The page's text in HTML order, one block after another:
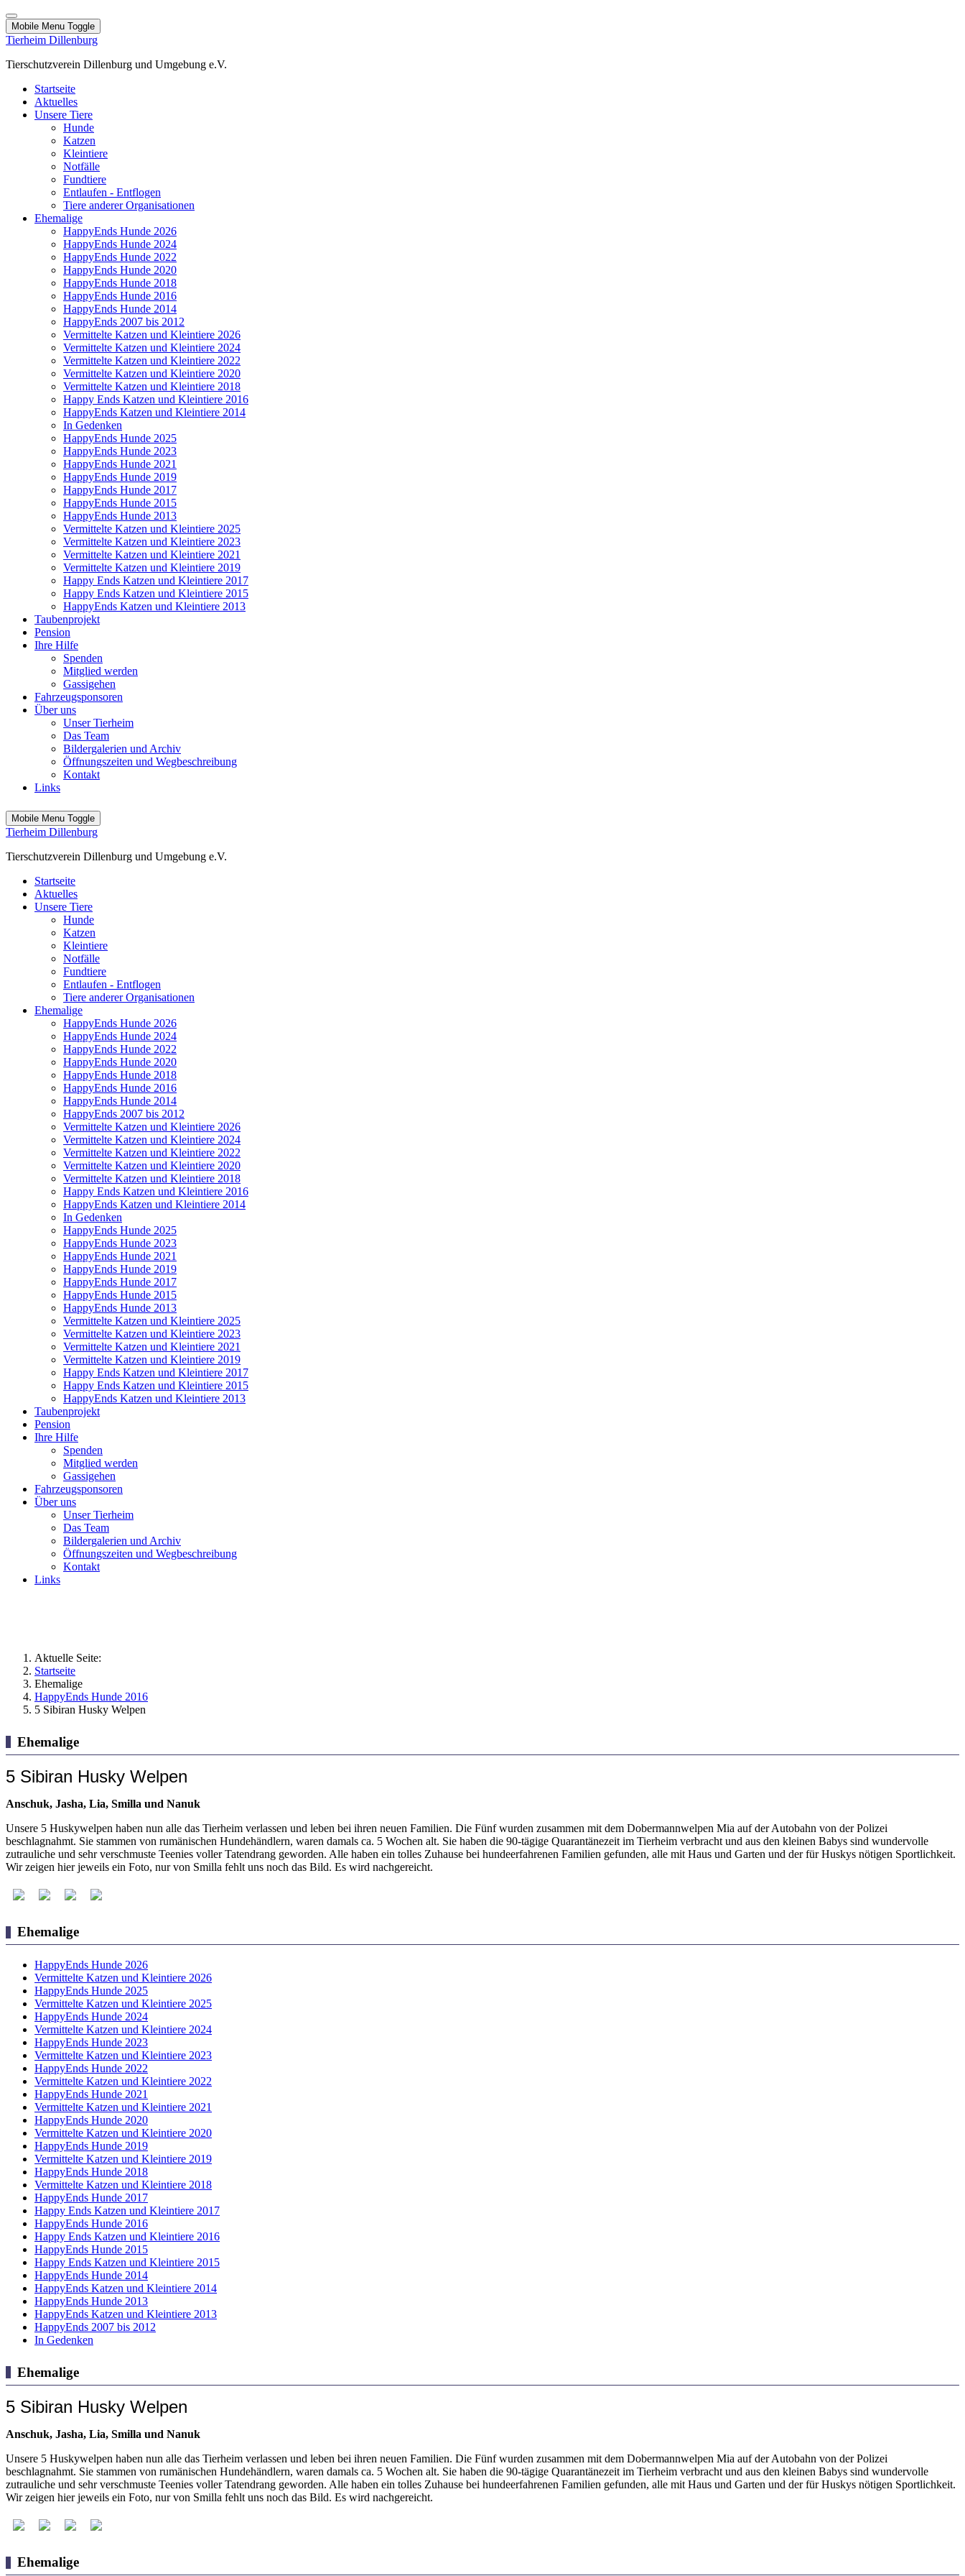
Mobile Menu Toggle
Tierheim Dillenburg
Tierschutzverein Dillenburg und Umgebung e.V.
Startseite
Aktuelles
Unsere Tiere
Hunde
Katzen
Kleintiere
Notfälle
Fundtiere
Entlaufen - Entflogen
Tiere anderer Organisationen
Ehemalige
HappyEnds Hunde 2026
HappyEnds Hunde 2024
HappyEnds Hunde 2022
HappyEnds Hunde 2020
HappyEnds Hunde 2018
HappyEnds Hunde 2016
HappyEnds Hunde 2014
HappyEnds 2007 bis 2012
Vermittelte Katzen und Kleintiere 2026
Vermittelte Katzen und Kleintiere 2024
Vermittelte Katzen und Kleintiere 2022
Vermittelte Katzen und Kleintiere 2020
Vermittelte Katzen und Kleintiere 2018
Happy Ends Katzen und Kleintiere 2016
HappyEnds Katzen und Kleintiere 2014
In Gedenken
HappyEnds Hunde 2025
HappyEnds Hunde 2023
HappyEnds Hunde 2021
HappyEnds Hunde 2019
HappyEnds Hunde 2017
HappyEnds Hunde 2015
HappyEnds Hunde 2013
Vermittelte Katzen und Kleintiere 2025
Vermittelte Katzen und Kleintiere 2023
Vermittelte Katzen und Kleintiere 2021
Vermittelte Katzen und Kleintiere 2019
Happy Ends Katzen und Kleintiere 2017
Happy Ends Katzen und Kleintiere 2015
HappyEnds Katzen und Kleintiere 2013
Taubenprojekt
Pension
Ihre Hilfe
Spenden
Mitglied werden
Gassigehen
Fahrzeugsponsoren
Über uns
Unser Tierheim
Das Team
Bildergalerien und Archiv
Öffnungszeiten und Wegbeschreibung
Kontakt
Links
Mobile Menu Toggle
Tierheim Dillenburg
Tierschutzverein Dillenburg und Umgebung e.V.
Startseite
Aktuelles
Unsere Tiere
Hunde
Katzen
Kleintiere
Notfälle
Fundtiere
Entlaufen - Entflogen
Tiere anderer Organisationen
Ehemalige
HappyEnds Hunde 2026
HappyEnds Hunde 2024
HappyEnds Hunde 2022
HappyEnds Hunde 2020
HappyEnds Hunde 2018
HappyEnds Hunde 2016
HappyEnds Hunde 2014
HappyEnds 2007 bis 2012
Vermittelte Katzen und Kleintiere 2026
Vermittelte Katzen und Kleintiere 2024
Vermittelte Katzen und Kleintiere 2022
Vermittelte Katzen und Kleintiere 2020
Vermittelte Katzen und Kleintiere 2018
Happy Ends Katzen und Kleintiere 2016
HappyEnds Katzen und Kleintiere 2014
In Gedenken
HappyEnds Hunde 2025
HappyEnds Hunde 2023
HappyEnds Hunde 2021
HappyEnds Hunde 2019
HappyEnds Hunde 2017
HappyEnds Hunde 2015
HappyEnds Hunde 2013
Vermittelte Katzen und Kleintiere 2025
Vermittelte Katzen und Kleintiere 2023
Vermittelte Katzen und Kleintiere 2021
Vermittelte Katzen und Kleintiere 2019
Happy Ends Katzen und Kleintiere 2017
Happy Ends Katzen und Kleintiere 2015
HappyEnds Katzen und Kleintiere 2013
Taubenprojekt
Pension
Ihre Hilfe
Spenden
Mitglied werden
Gassigehen
Fahrzeugsponsoren
Über uns
Unser Tierheim
Das Team
Bildergalerien und Archiv
Öffnungszeiten und Wegbeschreibung
Kontakt
Links
Aktuelle Seite:
Startseite
Ehemalige
HappyEnds Hunde 2016
5 Sibiran Husky Welpen
Ehemalige
5 Sibiran Husky Welpen
Anschuk, Jasha, Lia, Smilla und Nanuk
Unsere 5 Huskywelpen haben nun alle das Tierheim verlassen und leben bei ihren neuen Familien. Die Fünf wurden zusammen mit dem Dobermannwelpen Mia auf der Autobahn von der Polizei
beschlagnahmt. Sie stammen von rumänischen Hundehändlern, waren damals ca. 5 Wochen alt. Sie haben die 90-tägige Quarantänezeit im Tierheim verbracht und aus den kleinen Babys sind wundervolle
zutrauliche und sehr verschmuste Teenies voller Tatendrang geworden. Alle haben ein tolles Zuhause bei hundeerfahrenen Familien gefunden, alle mit Haus und Garten und der für Huskys nötigen Sportlichkeit.
Wir zeigen hier jeweils ein Foto, nur von Smilla fehlt uns noch das Bild. Es wird nachgereicht.
Ehemalige
HappyEnds Hunde 2026
Vermittelte Katzen und Kleintiere 2026
HappyEnds Hunde 2025
Vermittelte Katzen und Kleintiere 2025
HappyEnds Hunde 2024
Vermittelte Katzen und Kleintiere 2024
HappyEnds Hunde 2023
Vermittelte Katzen und Kleintiere 2023
HappyEnds Hunde 2022
Vermittelte Katzen und Kleintiere 2022
HappyEnds Hunde 2021
Vermittelte Katzen und Kleintiere 2021
HappyEnds Hunde 2020
Vermittelte Katzen und Kleintiere 2020
HappyEnds Hunde 2019
Vermittelte Katzen und Kleintiere 2019
HappyEnds Hunde 2018
Vermittelte Katzen und Kleintiere 2018
HappyEnds Hunde 2017
Happy Ends Katzen und Kleintiere 2017
HappyEnds Hunde 2016
Happy Ends Katzen und Kleintiere 2016
HappyEnds Hunde 2015
Happy Ends Katzen und Kleintiere 2015
HappyEnds Hunde 2014
HappyEnds Katzen und Kleintiere 2014
HappyEnds Hunde 2013
HappyEnds Katzen und Kleintiere 2013
HappyEnds 2007 bis 2012
In Gedenken
Ehemalige
5 Sibiran Husky Welpen
Anschuk, Jasha, Lia, Smilla und Nanuk
Unsere 5 Huskywelpen haben nun alle das Tierheim verlassen und leben bei ihren neuen Familien. Die Fünf wurden zusammen mit dem Dobermannwelpen Mia auf der Autobahn von der Polizei
beschlagnahmt. Sie stammen von rumänischen Hundehändlern, waren damals ca. 5 Wochen alt. Sie haben die 90-tägige Quarantänezeit im Tierheim verbracht und aus den kleinen Babys sind wundervolle
zutrauliche und sehr verschmuste Teenies voller Tatendrang geworden. Alle haben ein tolles Zuhause bei hundeerfahrenen Familien gefunden, alle mit Haus und Garten und der für Huskys nötigen Sportlichkeit.
Wir zeigen hier jeweils ein Foto, nur von Smilla fehlt uns noch das Bild. Es wird nachgereicht.
Ehemalige